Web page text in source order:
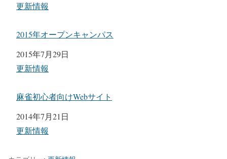
関連理由
更新情報
2015年オープンキャンパス
日付
2015年7月29日
関連理由
更新情報
麻雀初心者向けWebサイト
日付
2014年7月21日
関連理由
更新情報